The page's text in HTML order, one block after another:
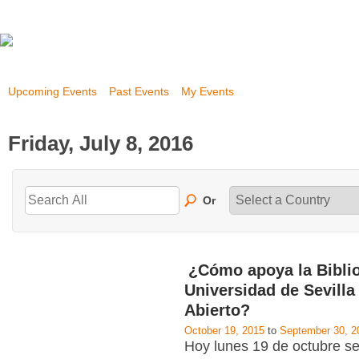
Upcoming Events Past Events My Events
Friday, July 8, 2016
Or
¿Cómo apoya la
Universidad de
Abierto?
October 19, 2015 to September 30,
Hoy lunes 19 de octubre